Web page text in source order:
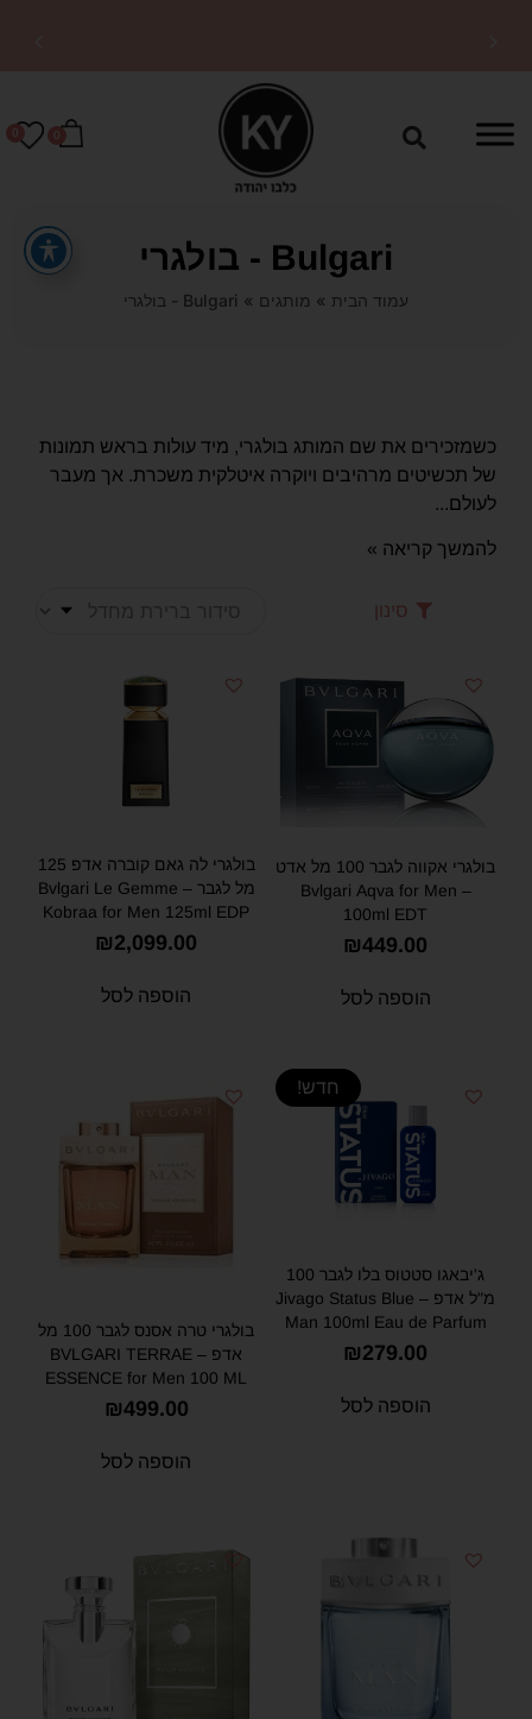
0
0
Bulgari - בולגרי
עמוד הבית » מותגים » Bulgari - בולגרי
כשמזכירים את שם המותג בולגרי, מיד עולות בראש תמונות
של תכשיטים מרהיבים ויוקרה איטלקית משכרת. אך מעבר
לעולם...
להמשך קריאה »
סינון
בולגרי אקווה לגבר 100 מל אדט
– Bvlgari Aqva for Men
100ml EDT
₪449.00
הוספה לסל
בולגרי לה גאם קוברה אדפ 125
מל לגבר – Bvlgari Le Gemme
Kobraa for Men 125ml EDP
₪2,099.00
הוספה לסל
חדש!
ג'יבאגו סטטוס בלו לגבר 100
מ"ל אדפ – Jivago Status Blue
Man 100ml Eau de Parfum
₪279.00
הוספה לסל
בולגרי טרה אסנס לגבר 100 מל
אדפ – BVLGARI TERRAE
ESSENCE for Men 100 ML
EDP
₪499.00
הוספה לסל